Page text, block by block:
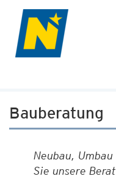
Bauberatung
Neubau,
Sie unsere